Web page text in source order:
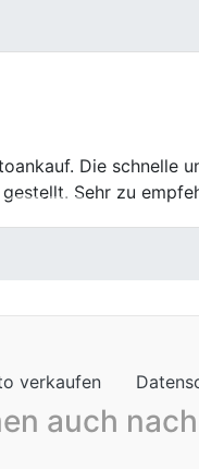
Kurz, sachlich,
auch nach